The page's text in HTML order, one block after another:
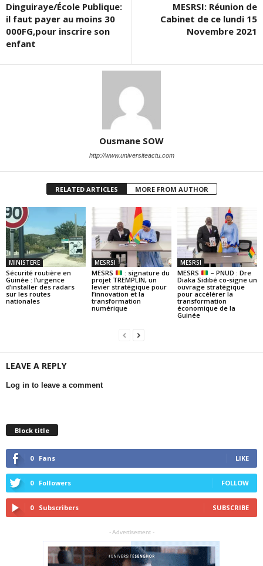
Dinguiraye/École Publique:
il faut payer au moins 30
000FG,pour inscrire son
enfant
MESRSI: Réunion de
Cabinet de ce lundi 15
Novembre 2021
Ousmane SOW
http://www.universiteactu.com
RELATED ARTICLES MORE FROM AUTHOR
MINISTERE
Sécurité routière en
Guinée : l’urgence
d’installer des radars
sur les routes
nationales
MESRSI
MESRS
: signature du
projet TREMPLIN, un
levier stratégique pour
l’innovation et la
transformation
numérique
MESRSI
MESRS
– PNUD : Dre
Diaka Sidibé co-signe un
ouvrage stratégique
pour accélérer la
transformation
économique de la
Guinée
LEAVE A REPLY
Log in to leave a comment
Block title
0 Fans LIKE
0 Followers FOLLOW
0 Subscribers SUBSCRIBE
- Advertisement -